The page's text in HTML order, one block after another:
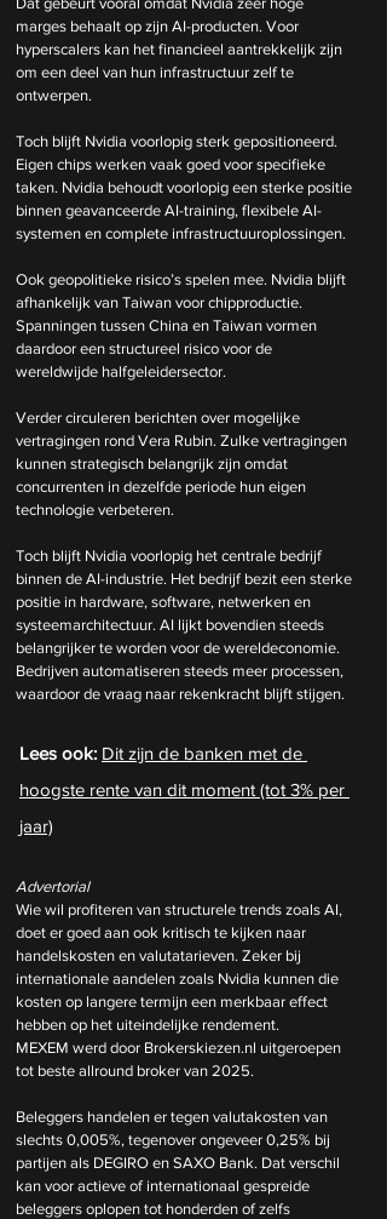
marges behaalt op zijn AI-producten. Voor
hyperscalers kan het financieel aantrekkelijk zijn
om een deel van hun infrastructuur zelf te
ontwerpen.
Toch blijft Nvidia voorlopig sterk gepositioneerd.
Eigen chips werken vaak goed voor specifieke
taken. Nvidia behoudt voorlopig een sterke positie
binnen geavanceerde AI-training, flexibele AI-
systemen en complete infrastructuuroplossingen.
Ook geopolitieke risico’s spelen mee. Nvidia blijft
afhankelijk van Taiwan voor chipproductie.
Spanningen tussen China en Taiwan vormen
daardoor een structureel risico voor de
wereldwijde halfgeleidersector.
Verder circuleren berichten over mogelijke
vertragingen rond Vera Rubin. Zulke vertragingen
kunnen strategisch belangrijk zijn omdat
concurrenten in dezelfde periode hun eigen
technologie verbeteren.
Toch blijft Nvidia voorlopig het centrale bedrijf
binnen de AI-industrie. Het bedrijf bezit een sterke
positie in hardware, software, netwerken en
systeemarchitectuur. AI lijkt bovendien steeds
belangrijker te worden voor de wereldeconomie.
Bedrijven automatiseren steeds meer processen,
waardoor de vraag naar rekenkracht blijft stijgen.
Lees ook: Dit zijn de banken met de
hoogste rente van dit moment (tot 3% per
jaar)
Advertorial
Wie wil profiteren van structurele trends zoals AI,
doet er goed aan ook kritisch te kijken naar
handelskosten en valutatarieven. Zeker bij
internationale aandelen zoals Nvidia kunnen die
kosten op langere termijn een merkbaar effect
hebben op het uiteindelijke rendement.
MEXEM werd door Brokerskiezen.nl uitgeroepen
tot beste allround broker van 2025.
Beleggers handelen er tegen valutakosten van
slechts 0,005%, tegenover ongeveer 0,25% bij
partijen als DEGIRO en SAXO Bank. Dat verschil
kan voor actieve of internationaal gespreide
beleggers oplopen tot honderden of zelfs